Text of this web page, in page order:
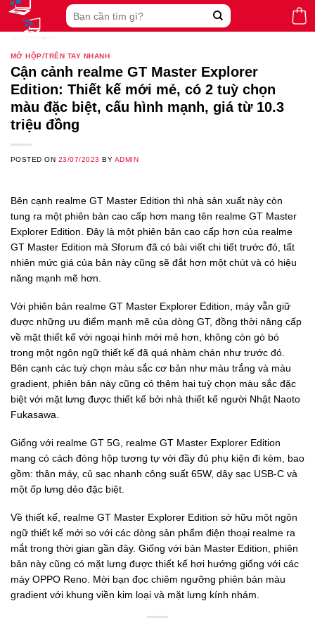
Skip
content
Search
for:
MỞ HỘP/TRÊN TAY NHANH
Cận cảnh realme GT Master Explorer
Edition: Thiết kế mới mẻ, có 2 tuỳ chọn
màu đặc biệt, cấu hình mạnh, giá từ 10.3
triệu đồng
POSTED ON 23/07/2023 BY ADMIN
Bên cạnh realme GT Master Edition thì nhà sản xuất này còn
tung ra một phiên bản cao cấp hơn mang tên realme GT Master
Explorer Edition. Đây là một phiên bản cao cấp hơn của realme
GT Master Edition mà Sforum đã có bài viết chi tiết trước đó, tất
nhiên mức giá của bản này cũng sẽ đắt hơn một chút và có hiệu
năng mạnh mẽ hơn.
Với phiên bản realme GT Master Explorer Edition, máy vẫn giữ
được những ưu điểm mạnh mẽ của dòng GT, đồng thời nâng cấp
về mặt thiết kế với ngoại hình mới mẻ hơn, không còn gò bó
trong một ngôn ngữ thiết kế đã quá nhàm chán như trước đó.
Bên cạnh các tuỳ chọn màu sắc cơ bản như màu trắng và màu
gradient, phiên bản này cũng có thêm hai tuỳ chọn màu sắc đặc
biệt với mặt lưng được thiết kế bởi nhà thiết kế người Nhật Naoto
Fukasawa.
Giống với realme GT 5G, realme GT Master Explorer Edition
mang có cách đóng hộp tương tự với đầy đủ phụ kiện đi kèm, bao
gồm: thân máy, củ sạc nhanh công suất 65W, dây sạc USB-C và
một ốp lưng dẻo đặc biệt.
Về thiết kế, realme GT Master Explorer Edition sở hữu một ngôn
ngữ thiết kế mới so với các dòng sản phẩm điện thoại realme ra
mắt trong thời gian gần đây. Giống với bản Master Edition, phiên
bản này cũng có mặt lưng được thiết kế hơi hướng giống với các
máy OPPO Reno. Mời bạn đọc chiêm ngưỡng phiên bản màu
gradient với khung viền kim loại và mặt lưng kính nhám.